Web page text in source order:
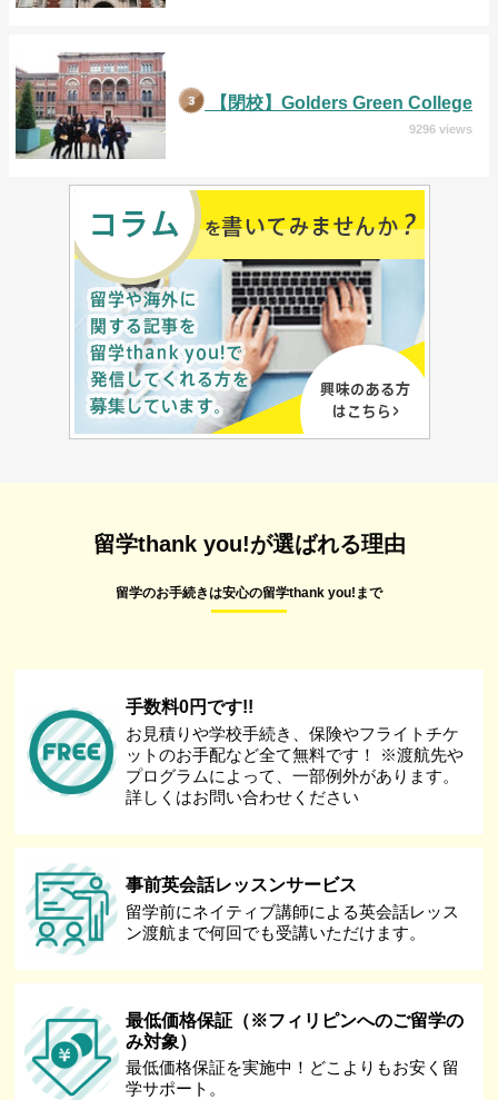
【閉校】Golders Green College
9296 views
留学thank you!が選ばれる理由
留学のお手続きは安心の留学thank you!まで
手数料0円です!!
お見積りや学校手続き、保険やフライトチケ
ットのお手配など全て無料です！ ※渡航先や
プログラムによって、一部例外があります。
詳しくはお問い合わせください
事前英会話レッスンサービス
留学前にネイティブ講師による英会話レッス
ン渡航まで何回でも受講いただけます。
最低価格保証（※フィリピンへのご留学の
み対象）
最低価格保証を実施中！どこよりもお安く留
学サポート。